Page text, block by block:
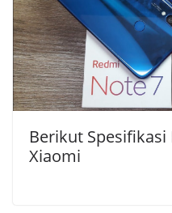
Berikut
Xiaomi